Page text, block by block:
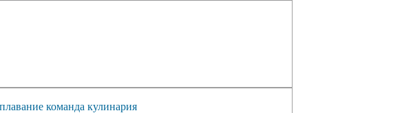
плавание команда кулинария